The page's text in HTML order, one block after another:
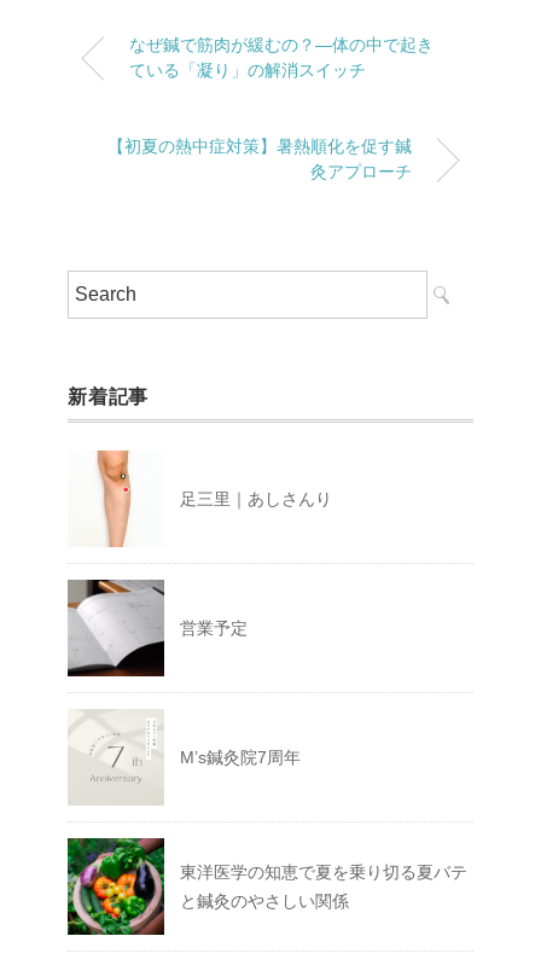
なぜ鍼で筋肉が緩むの？―体の中で起き
ている「凝り」の解消スイッチ
【初夏の熱中症対策】暑熱順化を促す鍼
灸アプローチ
新着記事
足三里｜あしさんり
営業予定
M’s鍼灸院7周年
東洋医学の知恵で夏を乗り切る夏バテ
と鍼灸のやさしい関係